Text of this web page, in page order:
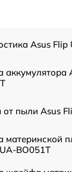
Asus
аккумулятора
от пыли Asus
материнской
BO051T